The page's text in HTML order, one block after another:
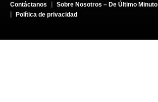
Contáctanos
Sobre Nosotros – De Último Minuto
Política de privacidad